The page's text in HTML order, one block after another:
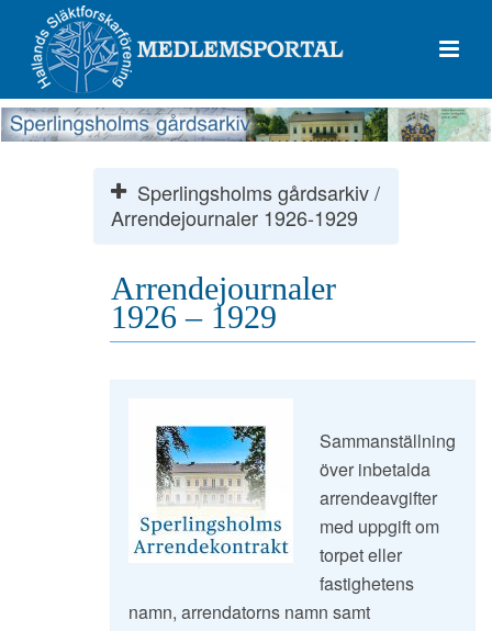
Sperlingsholms gårdsarkiv /
Arrendejournaler 1926-1929
Arrendejournaler
1926 – 1929
Sammanställning
över inbetalda
arrendeavgifter
med uppgift om
torpet eller
fastighetens
namn, arrendatorns namn samt